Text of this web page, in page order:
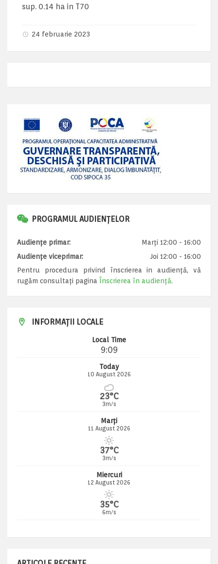
sup. 0.14 ha in T70
24 februarie 2023
PROGRAMUL AUDIENȚELOR
Audiențe primar:
Marți 12:00 - 16:00
Audiențe viceprimar:
Joi 12:00 - 16:00
Pentru procedura privind înscrierea in audiență, vă
rugăm consultați pagina Înscrierea în audiență.
INFORMAȚII LOCALE
Local Time
9:09
Today
10 August 2026
23°C
3m/s
Marți
11 August 2026
37°C
3m/s
Miercuri
12 August 2026
35°C
6m/s